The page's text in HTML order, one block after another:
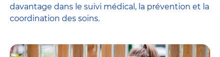
davantage dans le suivi médical, la prévention et la
coordination des soins.